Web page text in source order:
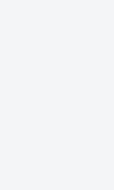
зонам и комиссиям